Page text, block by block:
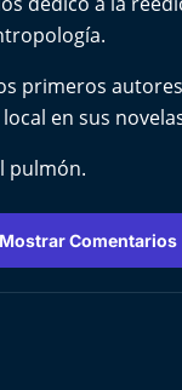
parrilla
años
primeros
en sus
pulmón.
Mostrar Comentarios